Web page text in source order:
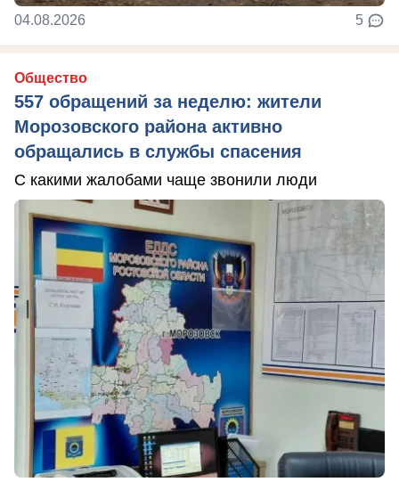
04.08.2026 5
Общество
557 обращений за неделю: жители
Морозовского района активно
обращались в службы спасения
С какими жалобами чаще звонили люди